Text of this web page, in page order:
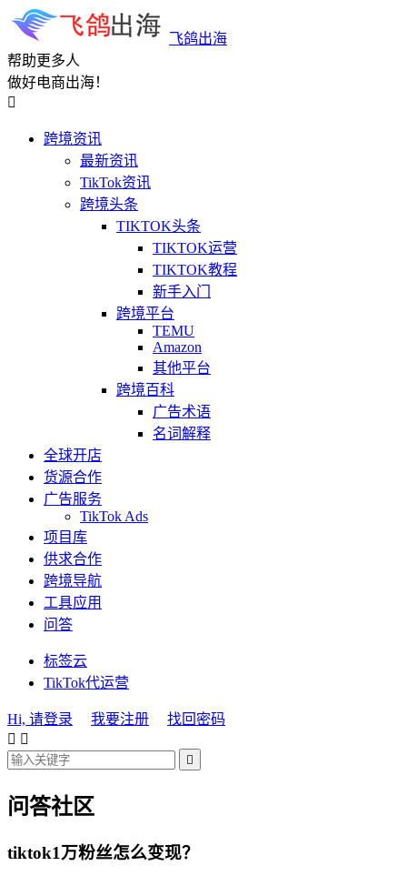
飞鸽出海
帮助更多人
做好电商出海！

跨境资讯
最新资讯
TikTok资讯
跨境头条
TIKTOK头条
TIKTOK运营
TIKTOK教程
新手入门
跨境平台
TEMU
Amazon
其他平台
跨境百科
广告术语
名词解释
全球开店
货源合作
广告服务
TikTok Ads
项目库
供求合作
跨境导航
工具应用
问答
标签云
TikTok代运营
Hi, 请登录 我要注册
找回密码
 

问答社区
tiktok1万粉丝怎么变现？